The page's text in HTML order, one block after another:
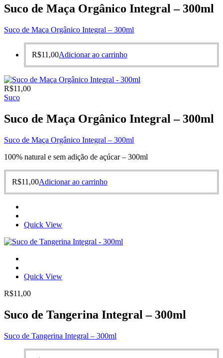
Suco de Maça Orgânico Integral – 300ml
Suco de Maça Orgânico Integral – 300ml
R$11,00Adicionar ao carrinho
R$11,00
Suco
Suco de Maça Orgânico Integral – 300ml
Suco de Maça Orgânico Integral – 300ml
100% natural e sem adição de açúcar – 300ml
R$11,00Adicionar ao carrinho
Quick View
Quick View
R$11,00
Suco de Tangerina Integral – 300ml
Suco de Tangerina Integral – 300ml